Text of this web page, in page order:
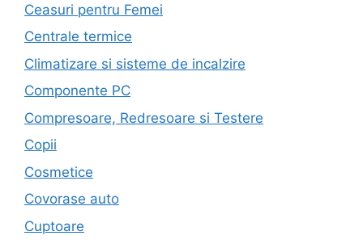
Ceasuri pentru Femei
Centrale termice
Climatizare si sisteme de incalzire
Componente PC
Compresoare, Redresoare si Testere
Copii
Cosmetice
Covorase auto
Cuptoare